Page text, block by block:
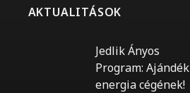
AKTUALITÁSOK
Jedlik Ányos
Program: Ajándék
energia cégének!